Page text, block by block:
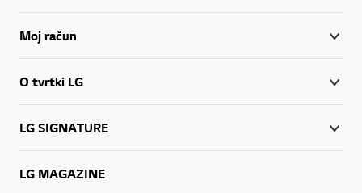
Moj račun
O tvrtki LG
LG SIGNATURE
LG MAGAZINE